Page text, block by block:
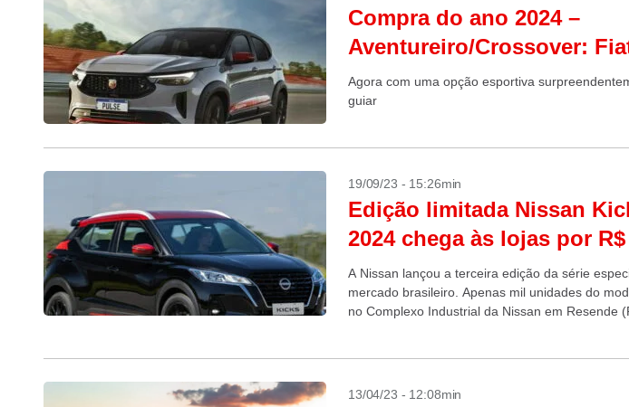
Compra do ano 2024 –
Aventureiro/Crossover:
Agora com uma opção esportiva
guiar
19/09/23 - 15:26min
Edição limitada Nissan
2024 chega às lojas por R$
A Nissan lançou a terceira edição da série
mercado brasileiro. Apenas mil unidades do
no Complexo Industrial da Nissan em Resende
13/04/23 - 12:08min